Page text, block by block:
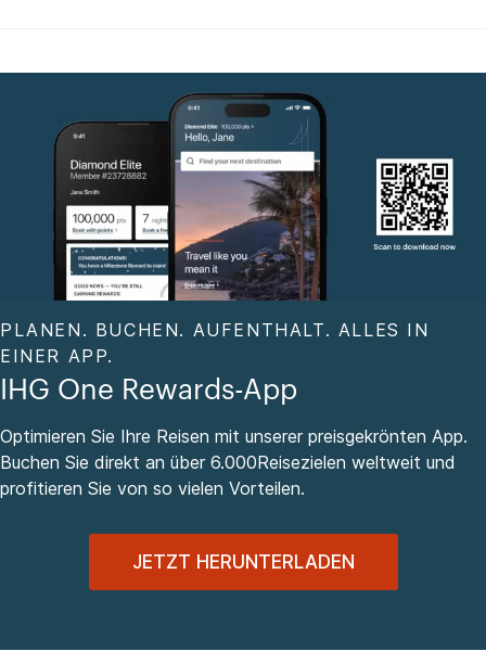
PLANEN. BUCHEN. AUFENTHALT. ALLES IN
EINER APP.
IHG One Rewards-App
Optimieren Sie Ihre Reisen mit unserer preisgekrönten App.
Buchen Sie direkt an über 6.000Reisezielen weltweit und
profitieren Sie von so vielen Vorteilen.
JETZT HERUNTERLADEN